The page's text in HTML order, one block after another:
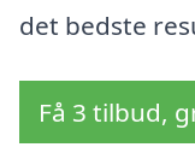
det bedste
Få 3 tilbud,